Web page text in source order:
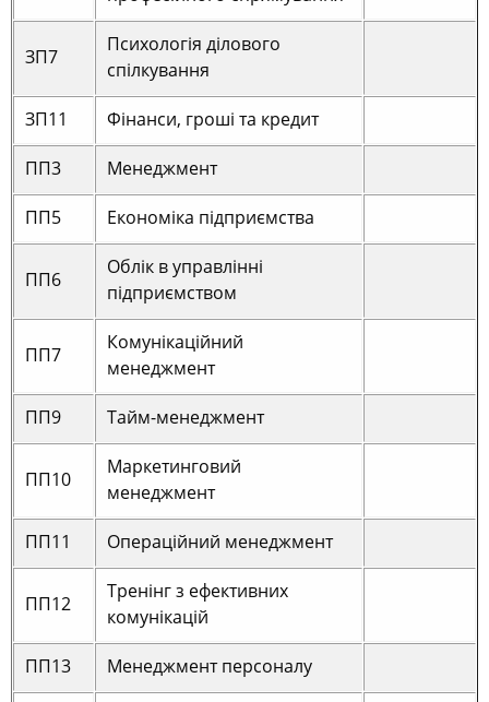
ЗП7
Психологія ділового
спілкування
ЗП11 Фінанси, гроші та кредит
ПП3 Менеджмент
ПП5 Економіка підприємства
ПП6
Облік в управлінні
підприємством
ПП7
Комунікаційний
менеджмент
ПП9 Тайм-менеджмент
ПП10
Маркетинговий
менеджмент
ПП11 Операційний менеджмент
ПП12
Тренінг з ефективних
комунікацій
ПП13 Менеджмент персоналу